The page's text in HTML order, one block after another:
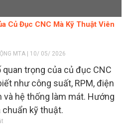
Củ Đục CNC Mà Kỹ Thuật Viên
MTA | 10/ 05/ 2026
trọng của củ đục CNC
như công suất, RPM, điện
và hệ thống làm mát. Hướng
chuẩn kỹ thuật.